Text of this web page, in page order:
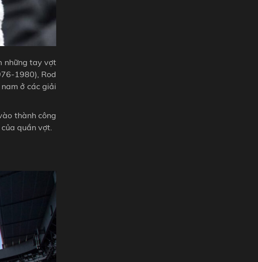
những tay vợt
1980), Rod
ở các giải
thành công
quần vợt.